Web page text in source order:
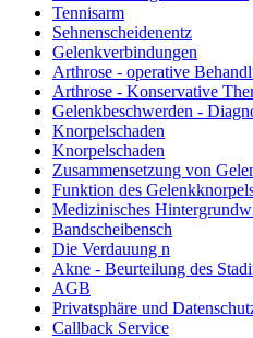
Tennisarm
Sehnenscheidenentz
Gelenkverbindungen
Arthrose - operative
Arthrose - Konservative
Gelenkbeschwerden -
Knorpelschaden
Knorpelschaden
Zusammensetzung von
Funktion des
Medizinisches
Bandscheibensch
Die Verdauung n
Akne - Beurteilung des
AGB
Privatsphäre und
Callback Service